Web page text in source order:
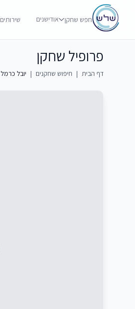
חפש שחקן אודישנים שירותים
פרופיל שחקן
דף הבית | חיפוש שחקנים | יובל כרמל